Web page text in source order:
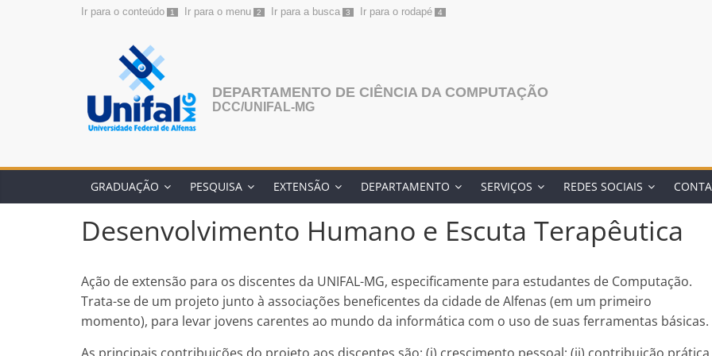
Ir para o conteúdo 1 Ir para o menu 2 Ir para a busca 3 Ir para o rodapé 4
DEPARTAMENTO DE CIÊNCIA DA COMPUTAÇÃO
DCC/UNIFAL-MG
GRADUAÇÃO PESQUISA EXTENSÃO DEPARTAMENTO SERVIÇOS REDES SOCIAIS
Desenvolvimento Humano e Escuta Terapêutica
Ação de extensão para os discentes da UNIFAL-MG, especificamente para estudantes de Computação.
Trata-se de um projeto junto à associações beneficentes da cidade de Alfenas (em um primeiro
momento), para levar jovens carentes ao mundo da informática com o uso de suas ferramentas básicas.